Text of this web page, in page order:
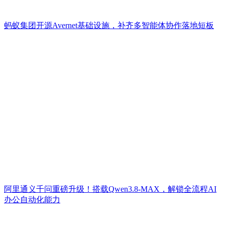
蚂蚁集团开源Avernet基础设施，补齐多智能体协作落地短板
阿里通义千问重磅升级！搭载Qwen3.8-MAX，解锁全流程AI
办公自动化能力